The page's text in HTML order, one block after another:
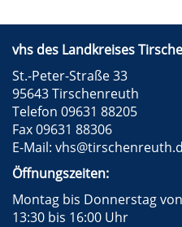
vhs des Landkreises
St.-Peter-Straße 33
95643 Tirschenreuth
Telefon 09631 88205
Fax 09631 88306
E-Mail:
Öffnungszeiten:
Montag bis Donnerstag
13:30 bis 16:00 Uhr